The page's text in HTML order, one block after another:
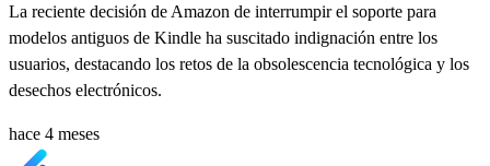
La reciente decisión de Amazon de interrumpir el soporte para
modelos antiguos de Kindle ha suscitado indignación entre los
usuarios, destacando los retos de la obsolescencia tecnológica y los
desechos electrónicos.
hace 4 meses